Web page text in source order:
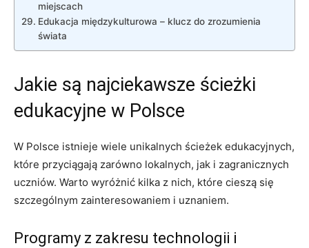
miejscach
Edukacja⁤ międzykulturowa – klucz do zrozumienia
świata
Jakie⁣ są najciekawsze ścieżki
edukacyjne‍ w Polsce
W ​Polsce istnieje wiele unikalnych ścieżek​ edukacyjnych,
które przyciągają zarówno⁢ lokalnych, jak ⁢i zagranicznych
uczniów. Warto​ wyróżnić kilka z nich, ‌które cieszą się
szczególnym zainteresowaniem i uznaniem.
Programy z zakresu technologii ‍i